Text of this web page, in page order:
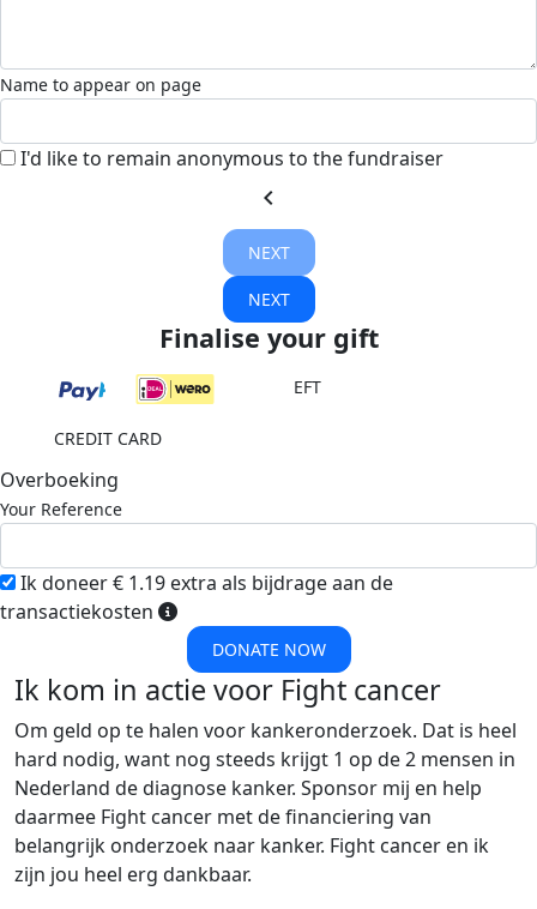
Name to appear on page
I'd like to remain anonymous to the fundraiser
chevron_left
NEXT
NEXT
Finalise your gift
EFT
CREDIT CARD
Overboeking
Your Reference
Ik doneer € 1.19 extra als bijdrage aan de
transactiekosten
DONATE NOW
Ik kom in actie voor Fight cancer
Om geld op te halen voor kankeronderzoek. Dat is heel
hard nodig, want nog steeds krijgt 1 op de 2 mensen in
Nederland de diagnose kanker. Sponsor mij en help
daarmee Fight cancer met de financiering van
belangrijk onderzoek naar kanker. Fight cancer en ik
zijn jou heel erg dankbaar.